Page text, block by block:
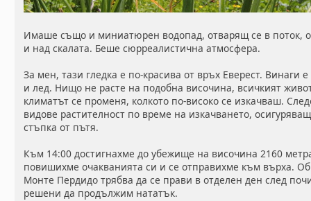
Имаше също и миниатюрен водопад, отварящ се в поток,
и над скалата. Беше сюрреалистична атмосфера.
За мен, тази гледка е по-красива от връх Еверест. Винаги
и лед. Нищо не расте на подобна височина, всичкият
климатът се променя, колкото по-високо се изкачваш.
видове растителност по време на изкачването,
стъпка от пътя.
Към 14:00 достигнахме до убежище на височина 2160
повишихме очакванията си и се отправихме към върха.
Монте Пердидо трябва да се прави в отделен ден след
решени да продължим нататък.